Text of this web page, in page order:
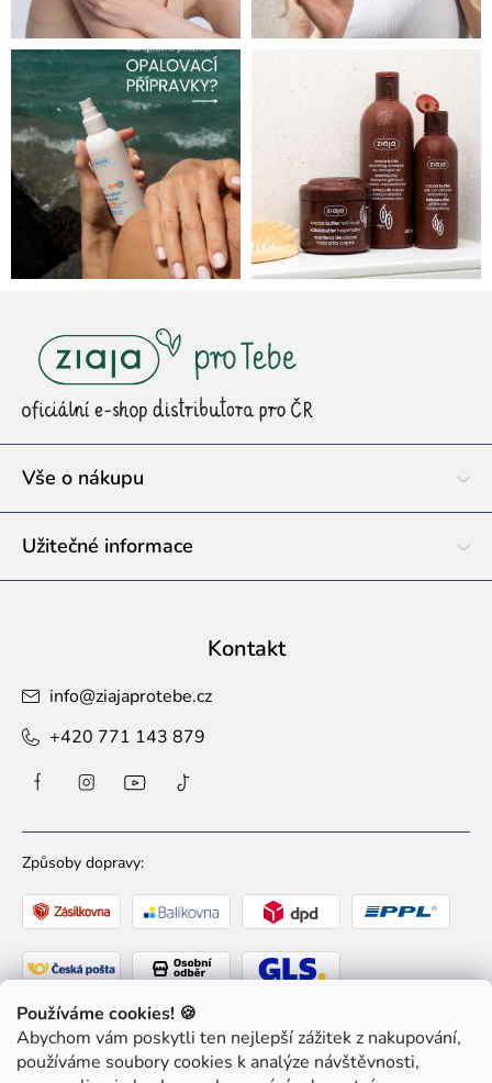
Používáme cookies! 🍪
Abychom vám poskytli ten nejlepší zážitek z nakupování,
používáme soubory cookies k analýze návštěvnosti,
t
Vše o nákupu
Užitečné informace
Kontakt
info@ziajaprotebe.cz
+420 771 143 879
Způsoby dopravy:
Způsoby platby: